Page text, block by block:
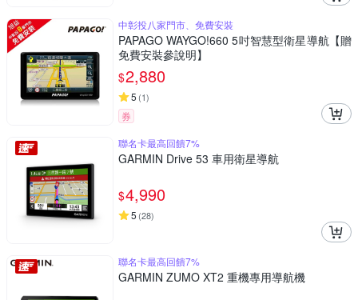
中彰投八家門市、免費安裝
PAPAGO WAYGO!660 5吋智慧型衛星導航【贈
免費安裝參說明】
$2,880
5 (1)
券
聯名卡最高回饋7%
GARMIN Drive 53 車用衛星導航
$4,990
5 (28)
聯名卡最高回饋7%
GARMIN ZUMO XT2 重機專用導航機